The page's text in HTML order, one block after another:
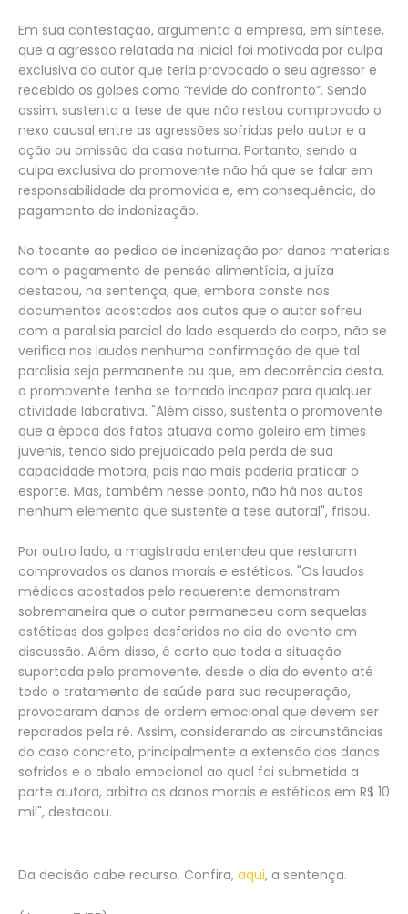
Em sua contestação, argumenta a empresa, em síntese,
que a agressão relatada na inicial foi motivada por culpa
exclusiva do autor que teria provocado o seu agressor e
recebido os golpes como “revide do confronto”. Sendo
assim, sustenta a tese de que não restou comprovado o
nexo causal entre as agressões sofridas pelo autor e a
ação ou omissão da casa noturna. Portanto, sendo a
culpa exclusiva do promovente não há que se falar em
responsabilidade da promovida e, em consequência, do
pagamento de indenização.
No tocante ao pedido de indenização por danos materiais
com o pagamento de pensão alimentícia, a juíza
destacou, na sentença, que, embora conste nos
documentos acostados aos autos que o autor sofreu
com a paralisia parcial do lado esquerdo do corpo, não se
verifica nos laudos nenhuma confirmação de que tal
paralisia seja permanente ou que, em decorrência desta,
o promovente tenha se tornado incapaz para qualquer
atividade laborativa. "Além disso, sustenta o promovente
que a época dos fatos atuava como goleiro em times
juvenis, tendo sido prejudicado pela perda de sua
capacidade motora, pois não mais poderia praticar o
esporte. Mas, também nesse ponto, não há nos autos
nenhum elemento que sustente a tese autoral", frisou.
Por outro lado, a magistrada entendeu que restaram
comprovados os danos morais e estéticos. "Os laudos
médicos acostados pelo requerente demonstram
sobremaneira que o autor permaneceu com sequelas
estéticas dos golpes desferidos no dia do evento em
discussão. Além disso, é certo que toda a situação
suportada pelo promovente, desde o dia do evento até
todo o tratamento de saúde para sua recuperação,
provocaram danos de ordem emocional que devem ser
reparados pela ré. Assim, considerando as circunstâncias
do caso concreto, principalmente a extensão dos danos
sofridos e o abalo emocional ao qual foi submetida a
parte autora, arbitro os danos morais e estéticos em R$ 10
mil", destacou.
Da decisão cabe recurso. Confira, aqui, a sentença.